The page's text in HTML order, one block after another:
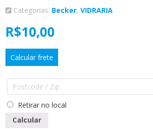
Categorias: Becker, VIDRARIA
R$10,00
Calcular frete
Retirar no local
Calcular